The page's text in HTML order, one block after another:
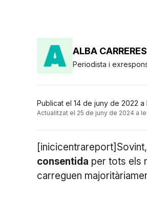
ALBA CARRERES
Periodista i
Publicat el 14 de juny de 2022 a
Actualitzat el 25 de juny de 2024 a
consentida per tots els
carreguen